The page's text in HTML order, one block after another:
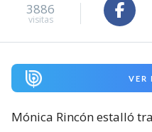
3886
visitas
VER
Mónica Rincón estalló